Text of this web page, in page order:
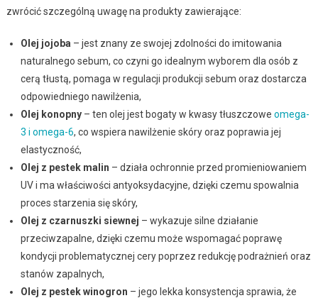
zwrócić szczególną uwagę na produkty zawierające:
Olej jojoba – jest znany ze swojej zdolności do imitowania
naturalnego sebum, co czyni go idealnym wyborem dla osób z
cerą tłustą, pomaga w regulacji produkcji sebum oraz dostarcza
odpowiedniego nawilżenia,
Olej konopny– ten olej jest bogaty w kwasy tłuszczowe omega-
3 i omega-6, co wspiera nawilżenie skóry oraz poprawia jej
elastyczność,
Olej z pestek malin – działa ochronnie przed promieniowaniem
UV i ma właściwości antyoksydacyjne, dzięki czemu spowalnia
proces starzenia się skóry,
Olej z czarnuszki siewnej – wykazuje silne działanie
przeciwzapalne, dzięki czemu może wspomagać poprawę
kondycji problematycznej cery poprzez redukcję podrażnień oraz
stanów zapalnych,
Olej z pestek winogron – jego lekka konsystencja sprawia, że